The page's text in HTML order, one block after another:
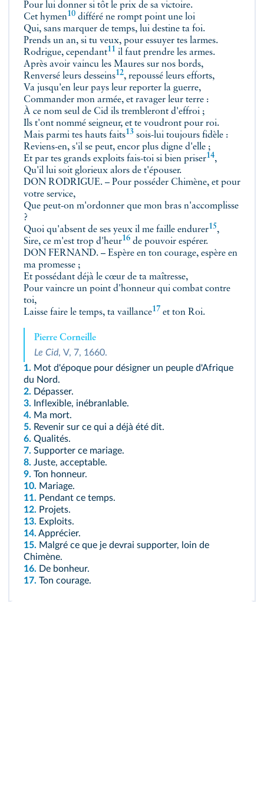
Pour lui donner si tôt le prix de sa victoire.
Cet hymen10 différé ne rompt point une loi
Qui, sans marquer de temps, lui destine ta foi.
Prends un an, si tu veux, pour essuyer tes larmes.
Rodrigue, cependant11 il faut prendre les armes.
Après avoir vaincu les Maures sur nos bords,
Renversé leurs desseins12, repoussé leurs efforts,
Va jusqu'en leur pays leur reporter la guerre,
Commander mon armée, et ravager leur terre :
À ce nom seul de Cid ils trembleront d'effroi ;
Ils t'ont nommé seigneur, et te voudront pour roi.
Mais parmi tes hauts faits13 sois-lui toujours fidèle :
Reviens-en, s'il se peut, encor plus digne d'elle ;
Et par tes grands exploits fais-toi si bien priser14,
Qu'il lui soit glorieux alors de t'épouser.
DON RODRIGUE. – Pour posséder Chimène, et pour
votre service,
Que peut-on m'ordonner que mon bras n'accomplisse
?
Quoi qu'absent de ses yeux il me faille endurer15,
Sire, ce m'est trop d'heur16 de pouvoir espérer.
DON FERNAND. – Espère en ton courage, espère en
ma promesse ;
Et possédant déjà le cœur de ta maîtresse,
Pour vaincre un point d'honneur qui combat contre
toi,
Laisse faire le temps, ta vaillance17 et ton Roi.
Pierre Corneille
Le Cid , V, 7, 1660.
1. Mot d'époque pour désigner un peuple d'Afrique
du Nord.
2. Dépasser.
3. Inflexible, inébranlable.
4. Ma mort.
5. Revenir sur ce qui a déjà été dit.
6. Qualités.
7. Supporter ce mariage.
8. Juste, acceptable.
9. Ton honneur.
10. Mariage.
11. Pendant ce temps.
12. Projets.
13. Exploits.
14. Apprécier.
15. Malgré ce que je devrai supporter, loin de
Chimène.
16. De bonheur.
17. Ton courage.